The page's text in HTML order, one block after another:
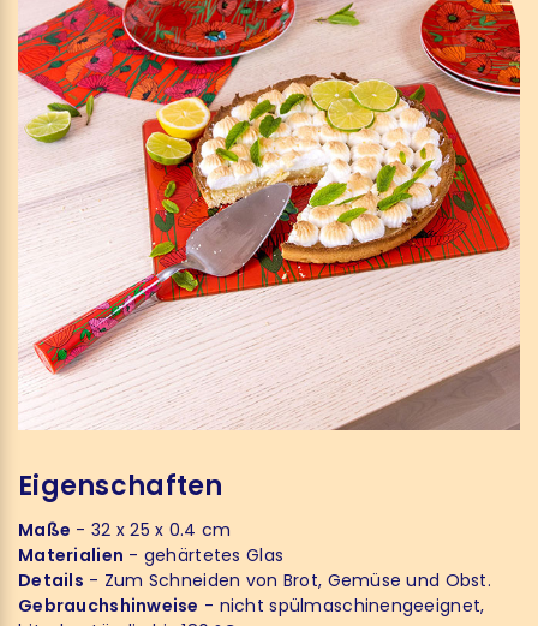
Eigenschaften
Maße - 32 x 25 x 0.4 cm
Materialien - gehärtetes Glas
Details - Zum Schneiden von Brot, Gemüse und Obst.
Gebrauchshinweise - nicht spülmaschinengeeignet,